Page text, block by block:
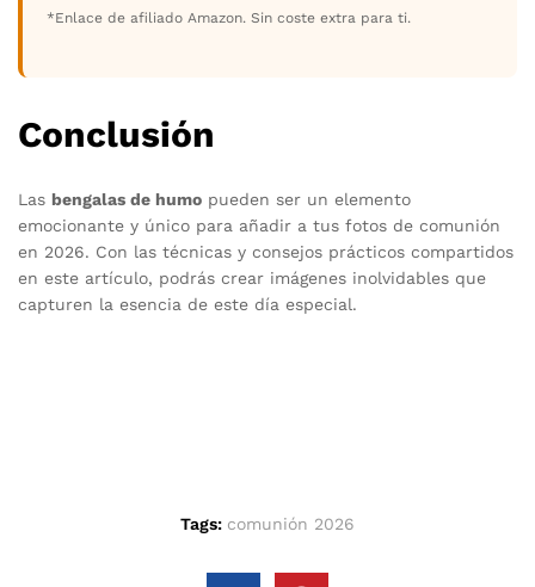
*Enlace de afiliado Amazon. Sin coste extra para ti.
Conclusión
Las bengalas de humo pueden ser un elemento
emocionante y único para añadir a tus fotos de comunión
en 2026. Con las técnicas y consejos prácticos compartidos
en este artículo, podrás crear imágenes inolvidables que
capturen la esencia de este día especial.
Tags: comunión 2026